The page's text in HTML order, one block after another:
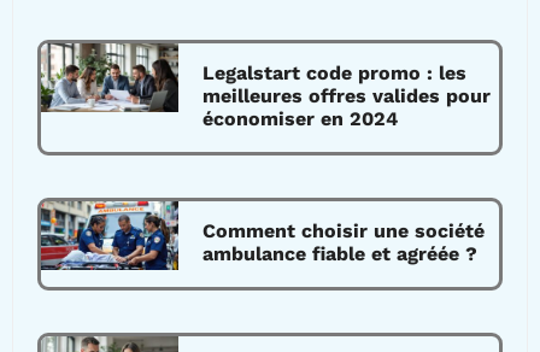
Legalstart code promo : les
meilleures offres valides pour
économiser en 2024
Comment choisir une société
ambulance fiable et agréée ?